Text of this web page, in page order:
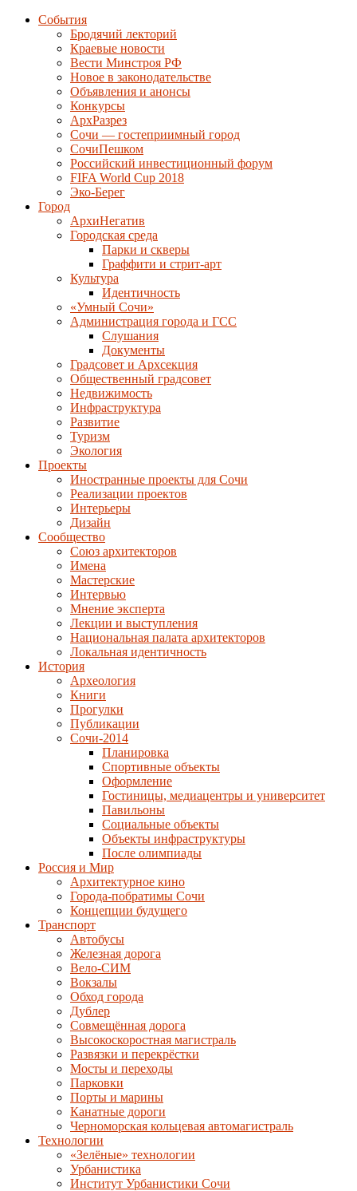
События
Бродячий лекторий
Краевые новости
Вести Минстроя РФ
Новое в законодательстве
Объявления и анонсы
Конкурсы
АрхРазрез
Сочи — гостеприимный город
СочиПешком
Российский инвестиционный форум
FIFA World Cup 2018
Эко-Берег
Город
АрхиНегатив
Городская среда
Парки и скверы
Граффити и стрит-арт
Культура
Идентичность
«Умный Сочи»
Администрация города и ГСС
Слушания
Документы
Градсовет и Архсекция
Общественный градсовет
Недвижимость
Инфраструктура
Развитие
Туризм
Экология
Проекты
Иностранные проекты для Сочи
Реализации проектов
Интерьеры
Дизайн
Сообщество
Союз архитекторов
Имена
Мастерские
Интервью
Мнение эксперта
Лекции и выступления
Национальная палата архитекторов
Локальная идентичность
История
Археология
Книги
Прогулки
Публикации
Сочи-2014
Планировка
Спортивные объекты
Оформление
Гостиницы, медиацентры и университет
Павильоны
Социальные объекты
Объекты инфраструктуры
После олимпиады
Россия и Мир
Архитектурное кино
Города-побратимы Сочи
Концепции будущего
Транспорт
Автобусы
Железная дорога
Вело-СИМ
Вокзалы
Обход города
Дублер
Совмещённая дорога
Высокоскоростная магистраль
Развязки и перекрёстки
Мосты и переходы
Парковки
Порты и марины
Канатные дороги
Черноморская кольцевая автомагистраль
Технологии
«Зелёные» технологии
Урбанистика
Институт Урбанистики Сочи